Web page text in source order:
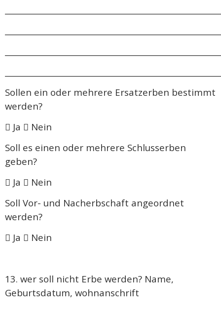
Sollen ein oder mehrere Ersatzerben bestimmt
werden?
 Ja  Nein
Soll es einen oder mehrere Schlusserben
geben?
 Ja  Nein
Soll Vor- und Nacherbschaft angeordnet
werden?
 Ja  Nein
13. wer soll nicht Erbe werden? Name,
Geburtsdatum, wohnanschrift